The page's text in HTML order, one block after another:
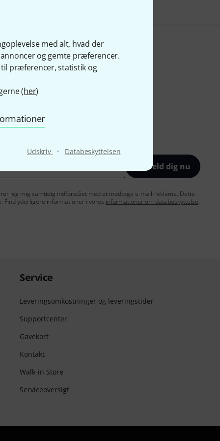
med alt, hvad der
og gemte præferencer.
til præferencer, statistik og
(her)
Udskriv · Databeskyttelsen
Tilmeld dig nu
jeg mig samtidig indforstået med at modtage e-mail-reklame. Dette
Find yderligere informationer i vores informationer om databeskyttelse.
Service
Leveringsomkostninger og leveringstider
Supportcenter
Gavekort
Kontakt
Walk-in Store
Serviceoversigt